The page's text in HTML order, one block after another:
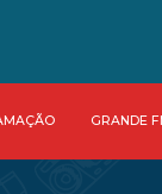
GRANDE